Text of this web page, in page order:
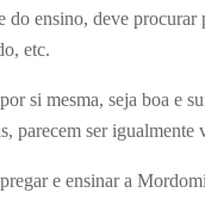
do ensino, deve
etc.
si mesma, seja boa e
parecem ser
e ensinar a